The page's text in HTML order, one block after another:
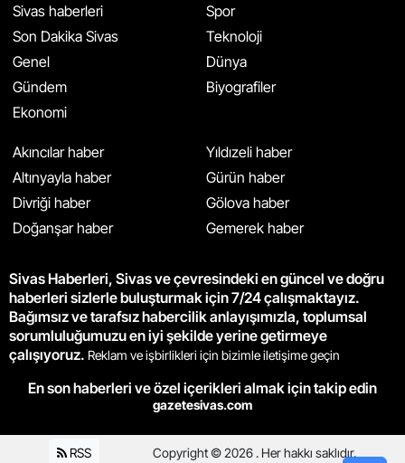
Sivas haberleri
Son Dakika Sivas
Genel
Gündem
Ekonomi
Spor
Teknoloji
Dünya
Biyografiler
Akıncılar haber
Altınyayla haber
Divriği haber
Doğanşar haber
Yıldızeli haber
Gürün haber
Gölova haber
Gemerek haber
Sivas Haberleri, Sivas ve çevresindeki en güncel ve doğru
haberleri sizlerle buluşturmak için 7/24 çalışmaktayız.
Bağımsız ve tarafsız habercilik anlayışımızla, toplumsal
sorumluluğumuzu en iyi şekilde yerine getirmeye
çalışıyoruz. Reklam ve işbirlikleri için bizimle iletişime geçin
En son haberleri ve özel içerikleri almak için takip edin
gazetesivas.com
RSS Copyright © 2026 . Her hakkı saklıdır.